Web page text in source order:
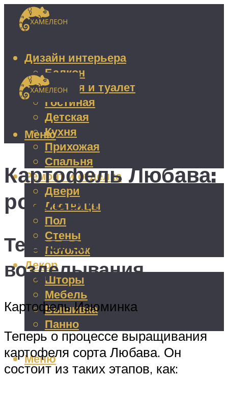
Дизайн интерьера
Балкон
Ванная и туалет
Гостиная
Детская
Кухня
Прихожая
Спальня
Ремонт и отделка
Двери
Лестницы
Пол
Стены
Потолок
Декор
Шторы
Мебель
Вышивка
Панно
Меню
Меню
Картофель Любава:
розовый да ранний
Технология
возделывания
Картофель Изюминка
Теперь о процессе выращивания
картофеля сорта Любава. Он
состоит из таких этапов, как: